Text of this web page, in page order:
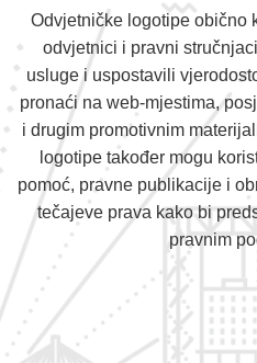
Odvjetničke logotipe obično
odvjetnici i pravni
usluge i uspostavili
pronaći na web-mjestima,
i drugim promotivnim
logotipe također mogu
pomoć, pravne publikacije i
tečajeve prava kako bi
pravnim